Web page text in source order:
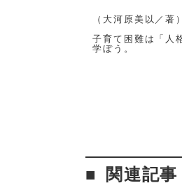
（大河原美以／著）
子育て困難は「人
学ぼう。
関連記事